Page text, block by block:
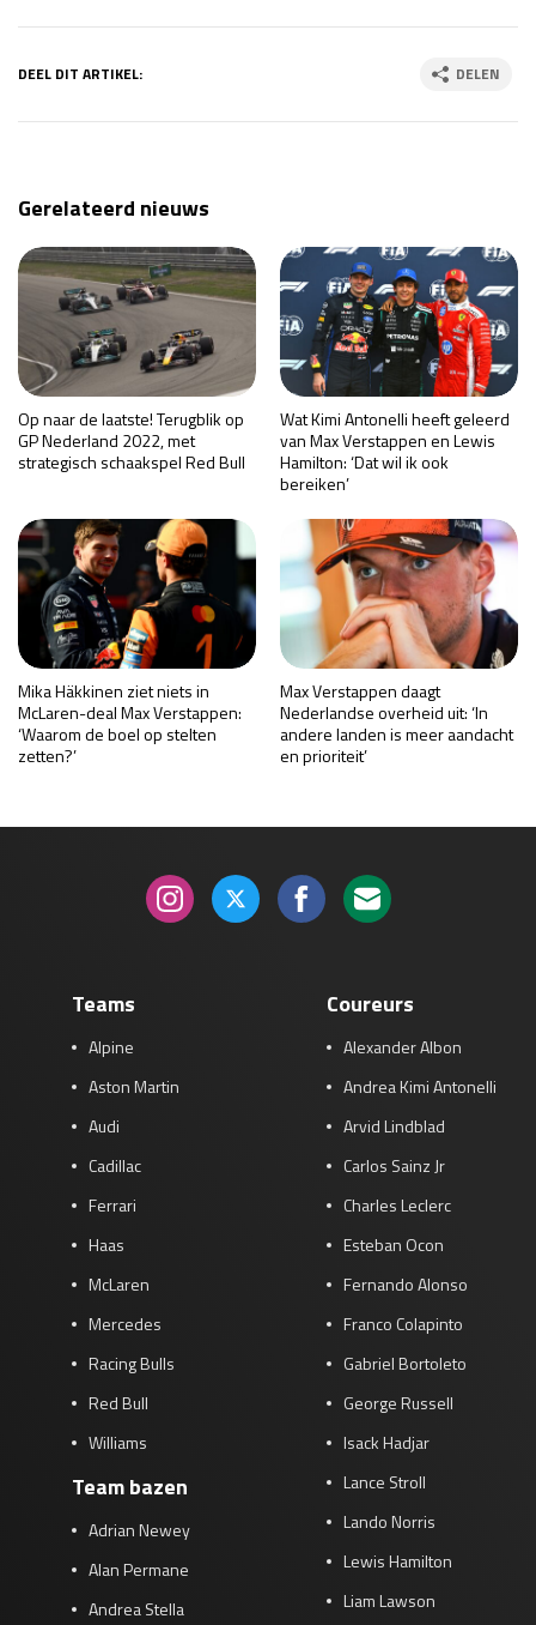
DEEL DIT ARTIKEL: DELEN
Gerelateerd nieuws
Op naar de laatste! Terugblik op
GP Nederland 2022, met
strategisch schaakspel Red Bull
Wat Kimi Antonelli heeft geleerd
van Max Verstappen en Lewis
Hamilton: ‘Dat wil ik ook
bereiken’
Mika Häkkinen ziet niets in
McLaren-deal Max Verstappen:
‘Waarom de boel op stelten
zetten?’
Max Verstappen daagt
Nederlandse overheid uit: ‘In
andere landen is meer aandacht
en prioriteit’
Teams
Alpine
Aston Martin
Audi
Cadillac
Ferrari
Haas
McLaren
Mercedes
Racing Bulls
Red Bull
Williams
Team bazen
Adrian Newey
Alan Permane
Andrea Stella
Coureurs
Alexander Albon
Andrea Kimi Antonelli
Arvid Lindblad
Carlos Sainz Jr
Charles Leclerc
Esteban Ocon
Fernando Alonso
Franco Colapinto
Gabriel Bortoleto
George Russell
Isack Hadjar
Lance Stroll
Lando Norris
Lewis Hamilton
Liam Lawson